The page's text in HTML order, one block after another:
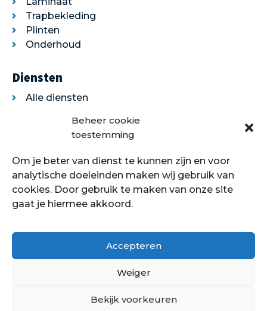
Beheer cookie
toestemming
Om je beter van dienst te kunnen zijn en voor
analytische doeleinden maken wij gebruik van
cookies. Door gebruik te maken van onze site
gaat je hiermee akkoord.
Accepteren
Weiger
Bekijk voorkeuren
Trapbekleding
Plinten
Onderhoud
Diensten
Alle diensten
Egaliseren
Traprenovatie
Over ons
Over ons
Showroom
Offerte aanvragen
Copyright © 2021 - 2022 Petersstoffering | KVK:
Hoe kan ik je helpen?